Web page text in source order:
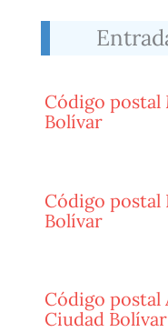
Código postal
Bolívar
Código postal
Bolívar
Código postal
Ciudad Bolívar